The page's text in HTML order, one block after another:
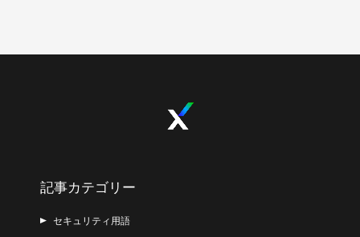
記事カテゴリー
セキュリティ用語